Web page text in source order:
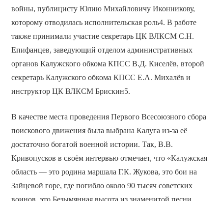
войны, публицисту Юлию Михайловичу Иконникову,
которому отводилась исполнительская роль4. В работе
также принимали участие секретарь ЦК ВЛКСМ С.Н.
Епифанцев, заведующий отделом административных
органов Калужского обкома КПСС В.Д. Киселёв, второй
секретарь Калужского обкома КПСС Е.А. Михалёв и
инструктор ЦК ВЛКСМ Брискин5.
В качестве места проведения Первого Всесоюзного сбора
поискового движения была выбрана Калуга из-за её
достаточно богатой военной истории. Так, В.В.
Кривопусков в своём интервью отмечает, что «Калужская
область — это родина маршала Г.К. Жукова, это бои на
Зайцевой горе, где погибло около 90 тысяч советских